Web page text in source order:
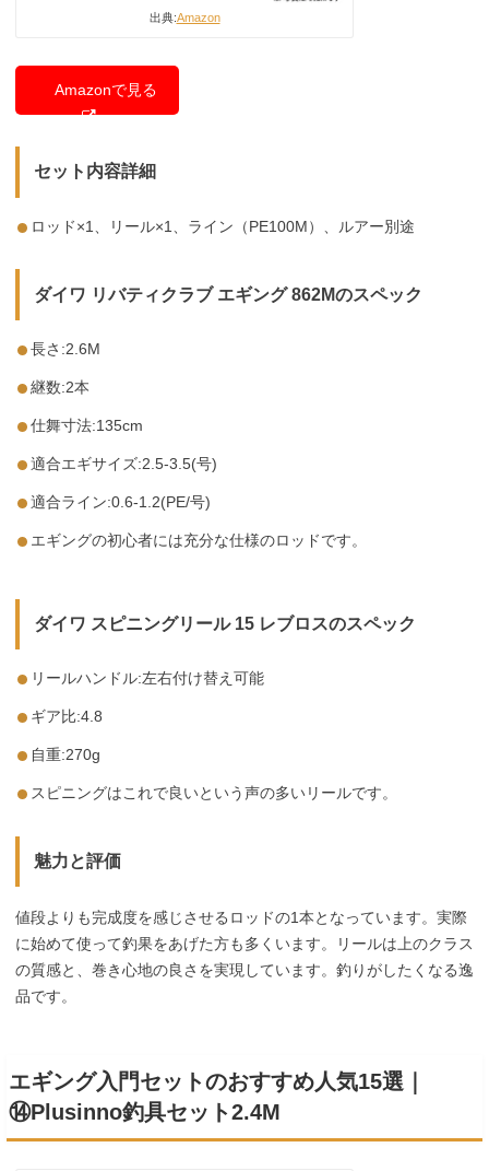
出典:Amazon
Amazonで見る
セット内容詳細
ロッド×1、リール×1、ライン（PE100M）、ルアー別途
ダイワ リバティクラブ エギング 862Mのスペック
長さ:2.6M
継数:2本
仕舞寸法:135cm
適合エギサイズ:2.5-3.5(号)
適合ライン:0.6-1.2(PE/号)
エギングの初心者には充分な仕様のロッドです。
ダイワ スピニングリール 15 レブロスのスペック
リールハンドル:左右付け替え可能
ギア比:4.8
自重:270g
スピニングはこれで良いという声の多いリールです。
魅力と評価
値段よりも完成度を感じさせるロッドの1本となっています。実際
に始めて使って釣果をあげた方も多くいます。リールは上のクラス
の質感と、巻き心地の良さを実現しています。釣りがしたくなる逸
品です。
エギング入門セットのおすすめ人気15選｜
⑭Plusinno釣具セット2.4M